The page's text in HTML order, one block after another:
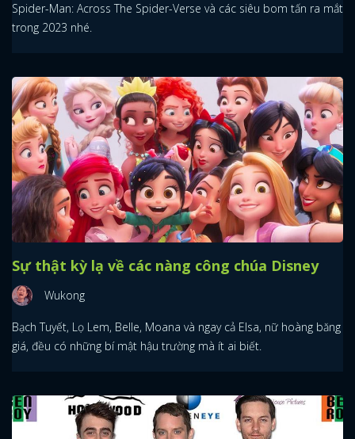
Spider-Man: Across The Spider-Verse và các siêu bom tấn ra mắt
trong 2023 nhé.
Sự thật kỳ lạ về các nàng công chúa Disney
Wukong
Bạch Tuyết, Lọ Lem, Belle, Moana và ngay cả Elsa, nữ hoàng băng
giá, đều có những bí mật hậu trường mà ít ai biết.